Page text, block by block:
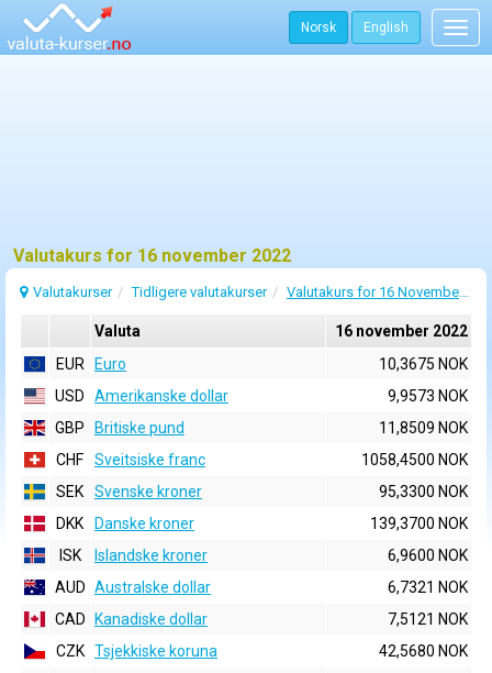
Norsk English
Valutakurs for 16 november 2022
Valutakurser Tidligere valutakurser Valutakurs for 16 November 2022
Valuta
16 november 2022
EUR
Euro
10,3675 NOK
USD
Amerikanske dollar
9,9573 NOK
GBP
Britiske pund
11,8509 NOK
CHF
Sveitsiske franc
1058,4500 NOK
SEK
Svenske kroner
95,3300 NOK
DKK
Danske kroner
139,3700 NOK
ISK
Islandske kroner
6,9600 NOK
AUD Australske dollar
6,7321 NOK
CAD
Kanadiske dollar
7,5121 NOK
CZK Tsjekkiske koruna
42,5680 NOK